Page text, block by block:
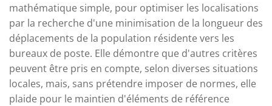
mathématique simple, pour optimiser les localisations
par la recherche d'une minimisation de la longueur des
déplacements de la population résidente vers les
bureaux de poste. Elle démontre que d'autres critères
peuvent être pris en compte, selon diverses situations
locales, mais, sans prétendre imposer de normes, elle
plaide pour le maintien d'éléments de référence